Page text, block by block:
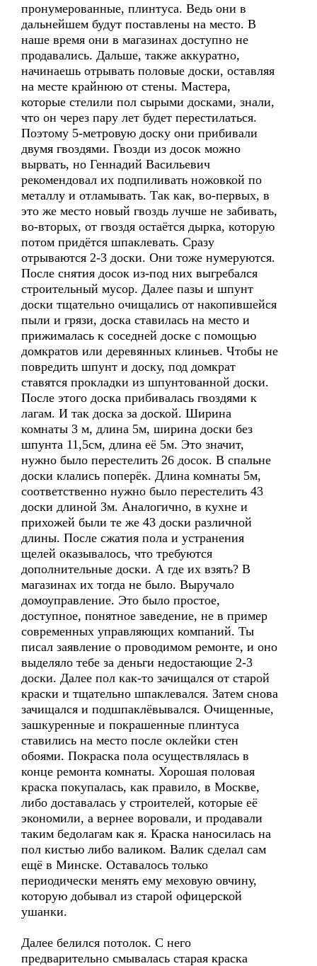
пронумерованные, плинтуса. Ведь они в
дальнейшем будут поставлены на место. В
наше время они в магазинах доступно не
продавались. Дальше, также аккуратно,
начинаешь отрывать половые доски, оставляя
на месте крайнюю от стены. Мастера,
которые стелили пол сырыми досками, знали,
что он через пару лет будет перестилаться.
Поэтому 5-метровую доску они прибивали
двумя гвоздями. Гвозди из досок можно
вырвать, но Геннадий Васильевич
рекомендовал их подпиливать ножовкой по
металлу и отламывать. Так как, во-первых, в
это же место новый гвоздь лучше не забивать,
во-вторых, от гвоздя остаётся дырка, которую
потом придётся шпаклевать. Сразу
отрываются 2-3 доски. Они тоже нумеруются.
После снятия досок из-под них выгребался
строительный мусор. Далее пазы и шпунт
доски тщательно очищались от накопившейся
пыли и грязи, доска ставилась на место и
прижималась к соседней доске с помощью
домкратов или деревянных клиньев. Чтобы не
повредить шпунт и доску, под домкрат
ставятся прокладки из шпунтованной доски.
После этого доска прибивалась гвоздями к
лагам. И так доска за доской. Ширина
комнаты 3 м, длина 5м, ширина доски без
шпунта 11,5см, длина её 5м. Это значит,
нужно было перестелить 26 досок. В спальне
доски клались поперёк. Длина комнаты 5м,
соответственно нужно было перестелить 43
доски длиной 3м. Аналогично, в кухне и
прихожей были те же 43 доски различной
длины. После сжатия пола и устранения
щелей оказывалось, что требуются
дополнительные доски. А где их взять? В
магазинах их тогда не было. Выручало
домоуправление. Это было простое,
доступное, понятное заведение, не в пример
современных управляющих компаний. Ты
писал заявление о проводимом ремонте, и оно
выделяло тебе за деньги недостающие 2-3
доски. Далее пол как-то зачищался от старой
краски и тщательно шпаклевался. Затем снова
зачищался и подшпаклёвывался. Очищенные,
зашкуренные и покрашенные плинтуса
ставились на место после оклейки стен
обоями. Покраска пола осуществлялась в
конце ремонта комнаты. Хорошая половая
краска покупалась, как правило, в Москве,
либо доставалась у строителей, которые её
экономили, а вернее воровали, и продавали
таким бедолагам как я. Краска наносилась на
пол кистью либо валиком. Валик сделал сам
ещё в Минске. Оставалось только
периодически менять ему меховую овчину,
которую добывал из старой офицерской
ушанки.
Далее белился потолок. С него
предварительно смывалась старая краска